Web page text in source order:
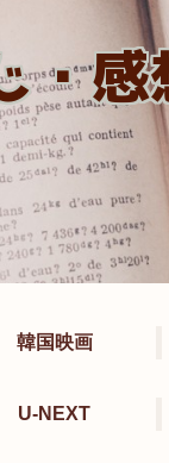
韓国映画
U-NEXT